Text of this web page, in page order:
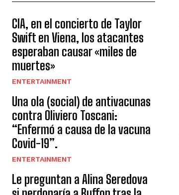
CIA, en el concierto de Taylor
Swift en Viena, los atacantes
esperaban causar «miles de
muertes»
ENTERTAINMENT
Una ola (social) de antivacunas
contra Oliviero Toscani:
“Enfermó a causa de la vacuna
Covid-19”.
ENTERTAINMENT
Le preguntan a Alina Seredova